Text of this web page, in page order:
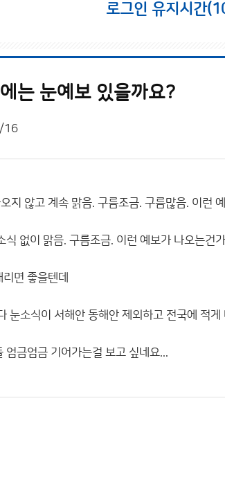
로그인 유지시간
는 눈예보 있을까요?
16
지 않고 계속 맑음. 구름조금. 구름많음. 이런
식 없이 맑음. 구름조금. 이런 예보가 나오는건
면 좋을텐데
눈소식이 서해안 동해안 제외하고 전국에 적
엄금엄금 기어가는걸 보고 싶네요...